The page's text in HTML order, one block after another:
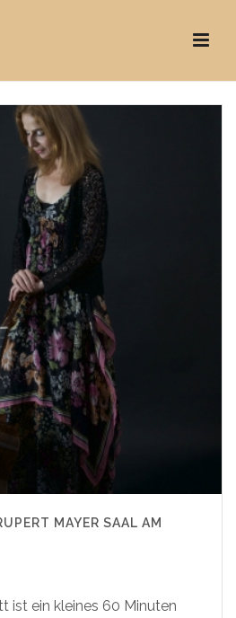
MAYER SAAL AM
ist ein kleines 60 Minuten